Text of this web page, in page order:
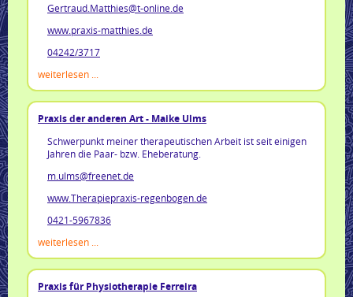
Gertraud.Matthies@t-online.de
www.praxis-matthies.de
04242/3717
weiterlesen ...
Praxis der anderen Art - Maike Ulms
Schwerpunkt meiner therapeutischen Arbeit ist seit einigen
Jahren die Paar- bzw. Eheberatung.
m.ulms@freenet.de
www.Therapiepraxis-regenbogen.de
0421-5967836
weiterlesen ...
Praxis für Physiotherapie Ferreira